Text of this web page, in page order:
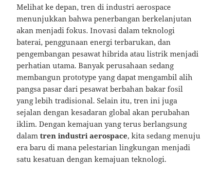
Melihat ke depan, tren di industri aerospace
menunjukkan bahwa penerbangan berkelanjutan
akan menjadi fokus. Inovasi dalam teknologi
baterai, penggunaan energi terbarukan, dan
pengembangan pesawat hibrida atau listrik menjadi
perhatian utama. Banyak perusahaan sedang
membangun prototype yang dapat mengambil alih
pangsa pasar dari pesawat berbahan bakar fosil
yang lebih tradisional. Selain itu, tren ini juga
sejalan dengan kesadaran global akan perubahan
iklim. Dengan kemajuan yang terus berlangsung
dalamtren industri aerospace, kita sedang menuju
era baru di mana pelestarian lingkungan menjadi
satu kesatuan dengan kemajuan teknologi.